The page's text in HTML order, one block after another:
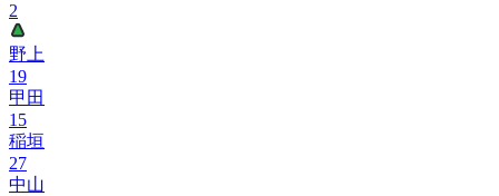
2
野上
19
甲田
15
稲垣
27
中山